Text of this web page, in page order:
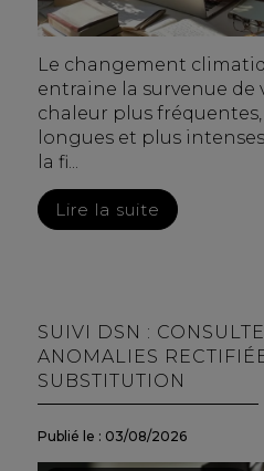
Le changement
entraine la survenue de
chaleur plus
longues et plus
la fi...
Lire la suite
SUIVI DSN :
ANOMALIES
SUBSTITUTION
Publié le : 03/08/2026